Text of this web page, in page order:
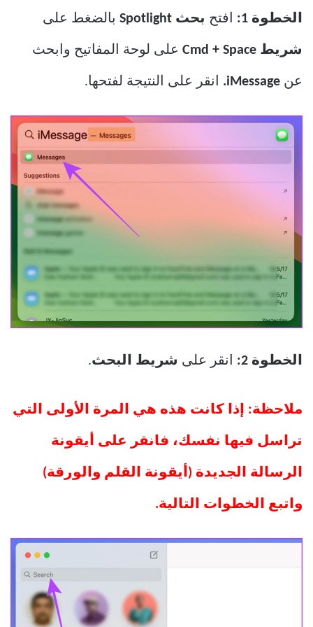
الخطوة 1: افتح بحث Spotlight بالضغط على
شريط Cmd + Space على لوحة المفاتيح وابحث
عن iMessage. انقر على النتيجة لفتحها.
الخطوة 2: انقر على شريط البحث.
ملاحظة: إذا كانت هذه هي المرة الأولى التي
تراسل فيها نفسك، فانقر على أيقونة
الرسالة الجديدة (أيقونة القلم والورقة)
واتبع الخطوات التالية.